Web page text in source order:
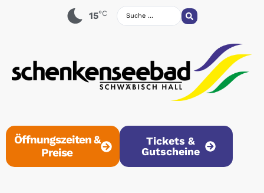
15°C
Öffnungszeiten &
Preise
Tickets &
Gutscheine